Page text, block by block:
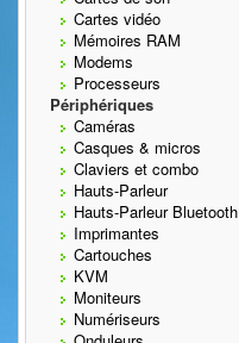
Cartes vidéo
Mémoires RAM
Modems
Processeurs
Périphériques
Caméras
Casques & micros
Claviers et combo
Hauts-Parleur
Hauts-Parleur Bluetooth
Imprimantes
Cartouches
KVM
Moniteurs
Numériseurs